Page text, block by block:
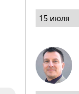
15 июля